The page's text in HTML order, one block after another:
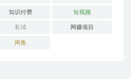
知识付费 短视频
私域 网赚项目
闲鱼